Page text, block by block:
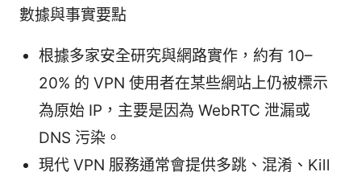
數據與事實要點
根據多家安全研究與網路實作，約有 10–
20% 的 VPN 使用者在某些網站上仍被標示
為原始 IP，主要是因為 WebRTC 泄漏或
DNS 污染。
現代 VPN 服務通常會提供多跳、混淆、Kill